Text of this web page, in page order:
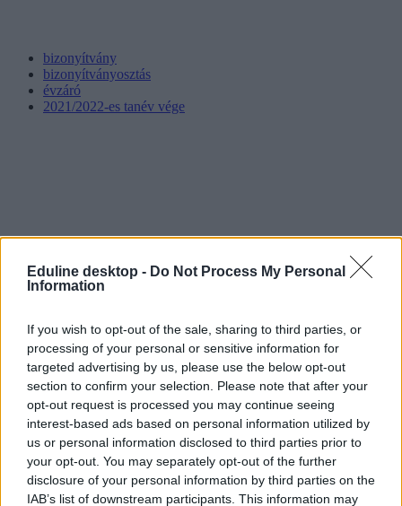
Eduline desktop - Do Not Process My Personal
Information
If you wish to opt-out of the sale, sharing to third parties, or
processing of your personal or sensitive information for
targeted advertising by us, please use the below opt-out
section to confirm your selection. Please note that after your
opt-out request is processed you may continue seeing
interest-based ads based on personal information utilized by
us or personal information disclosed to third parties prior to
your opt-out. You may separately opt-out of the further
disclosure of your personal information by third parties on the
IAB’s list of downstream participants. This information may
bizonyítvány
bizonyítványosztás
évzáró
2021/2022-es tanév vége